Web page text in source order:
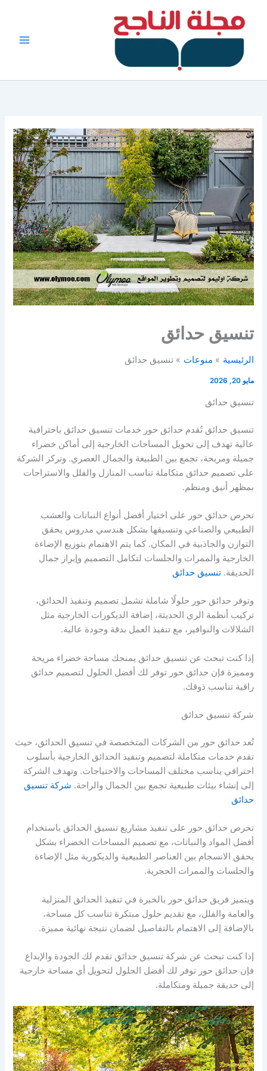
تنسيق حدائق
الرئيسية منوعات تنسيق حدائق
مايو 20, 2026
تنسيق حدائق
تنسيق حدائق تُقدم حدائق حور خدمات تنسيق حدائق باحترافية
عالية تهدف إلى تحويل المساحات الخارجية إلى أماكن خضراء
جميلة ومريحة، تجمع بين الطبيعة والجمال العصري. وتركز الشركة
على تصميم حدائق متكاملة تناسب المنازل والفلل والاستراحات
بمظهر أنيق ومنظم.
تحرص حدائق حور على اختيار أفضل أنواع النباتات والعشب
الطبيعي والصناعي وتنسيقها بشكل هندسي مدروس يحقق
التوازن والجاذبية في المكان. كما يتم الاهتمام بتوزيع الإضاءة
الخارجية والممرات والجلسات لتكامل التصميم وإبراز جمال
الحديقة.تنسيق حدائق
وتوفر حدائق حور حلولًا شاملة تشمل تصميم وتنفيذ الحدائق،
تركيب أنظمة الري الحديثة، إضافة الديكورات الخارجية مثل
الشلالات والنوافير، مع تنفيذ العمل بدقة وجودة عالية.
إذا كنت تبحث عن تنسيق حدائق يمنحك مساحة خضراء مريحة
ومميزة فإن حدائق حور توفر لك أفضل الحلول لتصميم حدائق
راقية تناسب ذوقك.
شركة تنسيق حدائق
تُعد حدائق حور من الشركات المتخصصة في تنسيق الحدائق، حيث
تقدم خدمات متكاملة لتصميم وتنفيذ الحدائق الخارجية بأسلوب
احترافي يناسب مختلف المساحات والاحتياجات. وتهدف الشركة
إلى إنشاء بيئات طبيعية تجمع بين الجمال والراحة. شركة تنسيق
حدائق
تحرص حدائق حور على تنفيذ مشاريع تنسيق الحدائق باستخدام
أفضل المواد والنباتات، مع تصميم المساحات الخضراء بشكل
يحقق الانسجام بين العناصر الطبيعية والديكورية مثل الإضاءة
والجلسات والممرات الحجرية.
ويتميز فريق حدائق حور بالخبرة في تنفيذ الحدائق المنزلية
والعامة والفلل، مع تقديم حلول مبتكرة تناسب كل مساحة،
بالإضافة إلى الاهتمام بالتفاصيل لضمان نتيجة نهائية مميزة.
إذا كنت تبحث عن شركة تنسيق حدائق تقدم لك الجودة والإبداع
فإن حدائق حور توفر لك أفضل الحلول لتحويل أي مساحة خارجية
إلى حديقة جميلة ومتكاملة.